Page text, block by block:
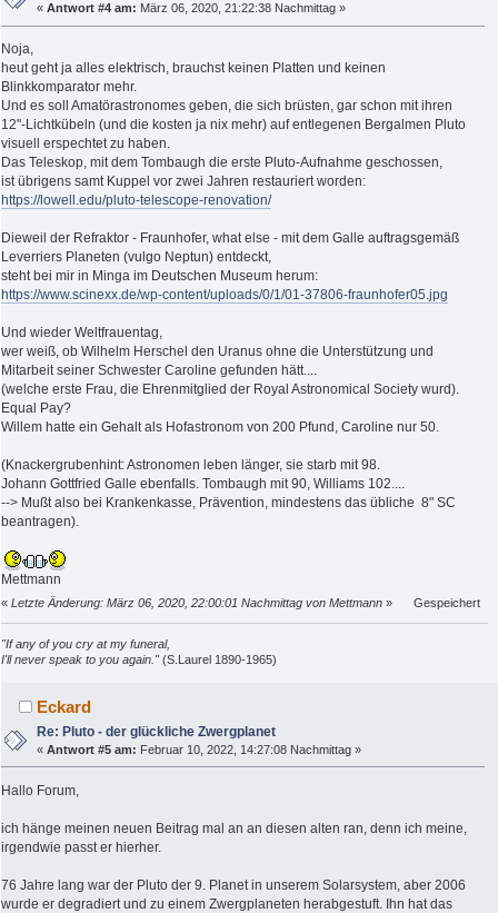
«Antwort #4 am: März 06, 2020, 21:22:38 Nachmittag »
Noja,
heut geht ja alles elektrisch, brauchst keinen Platten und keinen
Blinkkomparator mehr.
Und es soll Amatörastronomes geben, die sich brüsten, gar schon mit ihren
12"-Lichtkübeln (und die kosten ja nix mehr) auf entlegenen Bergalmen Pluto
visuell erspechtet zu haben.
Das Teleskop, mit dem Tombaugh die erste Pluto-Aufnahme geschossen,
ist übrigens samt Kuppel vor zwei Jahren restauriert worden:
https://lowell.edu/pluto-telescope-renovation/
Dieweil der Refraktor - Fraunhofer, what else - mit dem Galle auftragsgemäß
Leverriers Planeten (vulgo Neptun) entdeckt,
steht bei mir in Minga im Deutschen Museum herum:
https://www.scinexx.de/wp-content/uploads/0/1/01-37806-fraunhofer05.jpg
Und wieder Weltfrauentag,
wer weiß, ob Wilhelm Herschel den Uranus ohne die Unterstützung und
Mitarbeit seiner Schwester Caroline gefunden hätt....
(welche erste Frau, die Ehrenmitglied der Royal Astronomical Society wurd).
Equal Pay?
Willem hatte ein Gehalt als Hofastronom von 200 Pfund, Caroline nur 50.
(Knackergrubenhint: Astronomen leben länger, sie starb mit 98.
Johann Gottfried Galle ebenfalls. Tombaugh mit 90, Williams 102....
--> Mußt also bei Krankenkasse, Prävention, mindestens das übliche 8" SC
beantragen).
Mettmann
« Letzte Änderung: März 06, 2020, 22:00:01 Nachmittag von Mettmann » Gespeichert
"If any of you cry at my funeral,
I'll never speak to you again."(S.Laurel 1890-1965)
Eckard
Re: Pluto - der glückliche Zwergplanet
«Antwort #5 am: Februar 10, 2022, 14:27:08 Nachmittag »
Hallo Forum,
ich hänge meinen neuen Beitrag mal an an diesen alten ran, denn ich meine,
irgendwie passt er hierher.
76 Jahre lang war der Pluto der 9. Planet in unserem Solarsystem, aber 2006
wurde er degradiert und zu einem Zwergplaneten herabgestuft. Ihn hat das